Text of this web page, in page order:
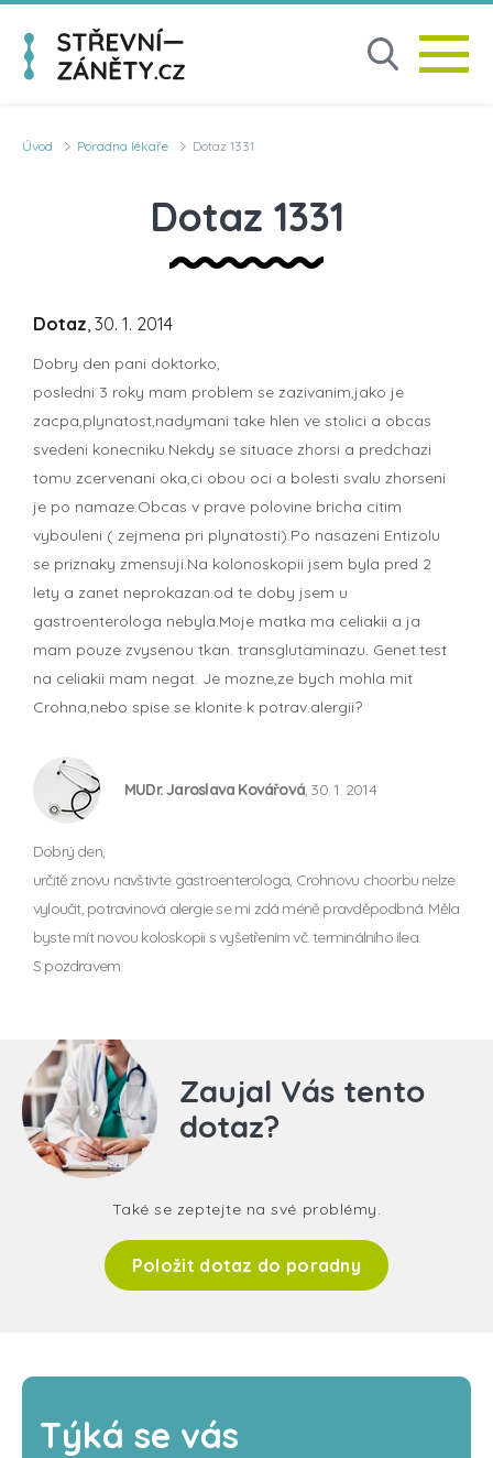
Úvod Poradna lékaře Dotaz 1331
Dotaz 1331
Dotaz, 30. 1. 2014
Dobry den pani doktorko,
posledni 3 roky mam problem se zazivanim,jako je
zacpa,plynatost,nadymani take hlen ve stolici a obcas
svedeni konecniku.Nekdy se situace zhorsi a predchazi
tomu zcervenani oka,ci obou oci a bolesti svalu zhorseni
je po namaze.Obcas v prave polovine bricha citim
vybouleni ( zejmena pri plynatosti).Po nasazeni Entizolu
se priznaky zmensuji.Na kolonoskopii jsem byla pred 2
lety a zanet neprokazan.od te doby jsem u
gastroenterologa nebyla.Moje matka ma celiakii a ja
mam pouze zvysenou tkan. transglutaminazu. Genet.test
na celiakii mam negat. Je mozne,ze bych mohla mit
Crohna,nebo spise se klonite k potrav.alergii?
MUDr. Jaroslava Kovářová, 30. 1. 2014
Dobrý den,
určitě znovu navštivte gastroenterologa, Crohnovu choorbu nelze
vyloučit, potravinová alergie se mi zdá méně pravděpodbná. Měla
byste mít novou koloskopii s vyšetřením vč. terminálního ilea.
S pozdravem.
Zaujal Vás tento
dotaz?
Také se zeptejte na své problémy.
Položit dotaz do poradny
Týká se vás